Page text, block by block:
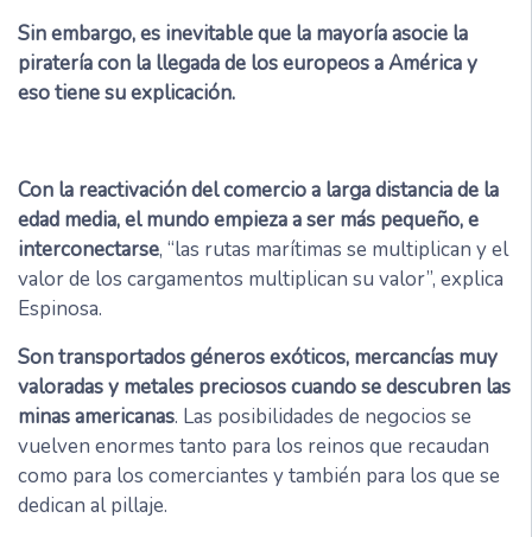
Sin embargo, es inevitable que la mayoría asocie la
piratería con la llegada de los europeos a América y
eso tiene su explicación.
Con la reactivación del comercio a larga distancia de la
edad media, el mundo empieza a ser más pequeño, e
interconectarse, “las rutas marítimas se multiplican y el
valor de los cargamentos multiplican su valor”, explica
Espinosa.
Son transportados géneros exóticos, mercancías muy
valoradas y metales preciosos cuando se descubren las
minas americanas. Las posibilidades de negocios se
vuelven enormes tanto para los reinos que recaudan
como para los comerciantes y también para los que se
dedican al pillaje.